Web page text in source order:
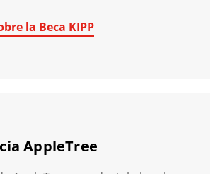
la Beca KIPP
AppleTree